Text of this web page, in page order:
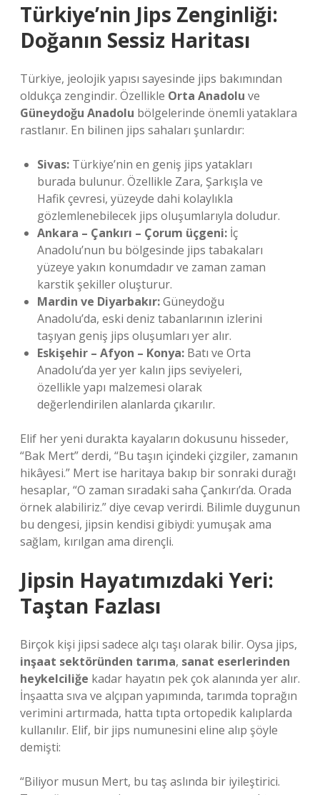
Türkiye’nin Jips Zenginliği:
Doğanın Sessiz Haritası
Türkiye, jeolojik yapısı sayesinde jips bakımından
oldukça zengindir. Özellikle Orta Anadolu ve
Güneydoğu Anadolu bölgelerinde önemli yataklara
rastlanır. En bilinen jips sahaları şunlardır:
Sivas: Türkiye’nin en geniş jips yatakları
burada bulunur. Özellikle Zara, Şarkışla ve
Hafik çevresi, yüzeyde dahi kolaylıkla
gözlemlenebilecek jips oluşumlarıyla doludur.
Ankara – Çankırı – Çorum üçgeni: İç
Anadolu’nun bu bölgesinde jips tabakaları
yüzeye yakın konumdadır ve zaman zaman
karstik şekiller oluşturur.
Mardin ve Diyarbakır:Güneydoğu
Anadolu’da, eski deniz tabanlarının izlerini
taşıyan geniş jips oluşumları yer alır.
Eskişehir – Afyon – Konya: Batı ve Orta
Anadolu’da yer yer kalın jips seviyeleri,
özellikle yapı malzemesi olarak
değerlendirilen alanlarda çıkarılır.
Elif her yeni durakta kayaların dokusunu hisseder,
“Bak Mert” derdi, “Bu taşın içindeki çizgiler, zamanın
hikâyesi.” Mert ise haritaya bakıp bir sonraki durağı
hesaplar, “O zaman sıradaki saha Çankırı’da. Orada
örnek alabiliriz.” diye cevap verirdi. Bilimle duygunun
bu dengesi, jipsin kendisi gibiydi: yumuşak ama
sağlam, kırılgan ama dirençli.
Jipsin Hayatımızdaki Yeri:
Taştan Fazlası
Birçok kişi jipsi sadece alçı taşı olarak bilir. Oysa jips,
inşaat sektöründen tarıma, sanat eserlerinden
heykelciliğe kadar hayatın pek çok alanında yer alır.
İnşaatta sıva ve alçıpan yapımında, tarımda toprağın
verimini artırmada, hatta tıpta ortopedik kalıplarda
kullanılır. Elif, bir jips numunesini eline alıp şöyle
demişti:
“Biliyor musun Mert, bu taş aslında bir iyileştirici.